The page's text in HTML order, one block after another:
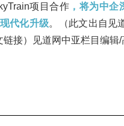
项目合作 ，将为中
代化升级。（此文出自见
接）见道网中亚栏目编辑/